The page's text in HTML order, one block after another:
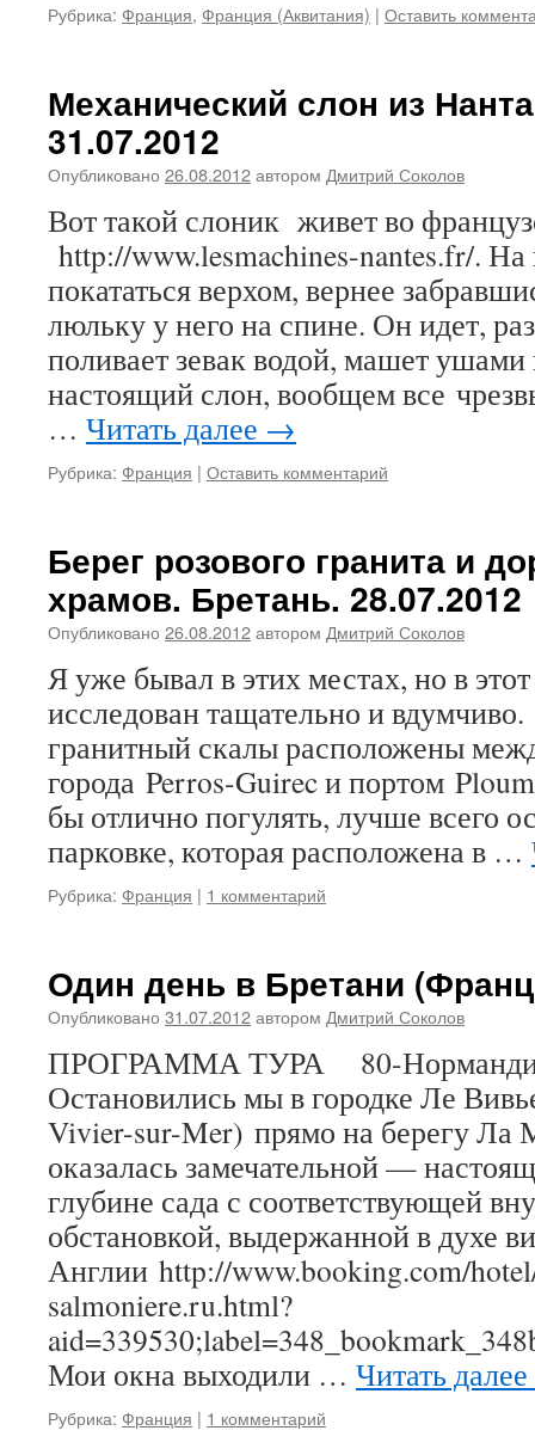
Рубрика: Франция, Франция (Аквитания) | Оставить
Механический слон из
31.07.2012
Опубликовано 26.08.2012автором Дмитрий Соколов
Вот такой слоник живет во
http://www.lesmachines-nantes.fr/.
покататься верхом, вернее
люльку у него на спине. Он идет,
поливает зевак водой, машет ушами
настоящий слон, вообщем все
… Читать далее →
Рубрика: Франция | Оставить комментарий
Берег розового гранита и
храмов. Бретань. 28.07.2012
Опубликовано 26.08.2012автором Дмитрий Соколов
Я уже бывал в этих местах, но в
исследован тащательно и
гранитный скалы расположены
города Perros-Guirec и портом
бы отлично погулять, лучше всего
парковке, которая расположена в …
Рубрика: Франция | 1 комментарий
Один день в Бретани
Опубликовано 31.07.2012автором Дмитрий Соколов
ПРОГРАММА ТУРА 80-Нормандия
Остановились мы в городке Ле
Vivier-sur-Mer) прямо на берегу Ла
оказалась замечательной —
глубине сада с соответствующей
обстановкой, выдержанной в духе
Англии http://www.booking.com/
salmoniere.ru.html?
Мои окна выходили … Читать далее
Рубрика: Франция | 1 комментарий